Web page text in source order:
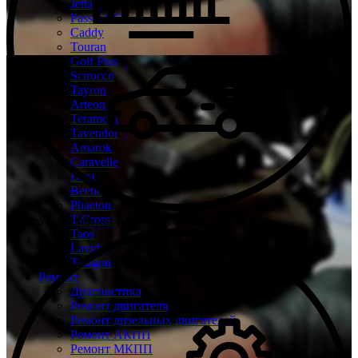
Jetta
Passat CC
Caddy
Touran
Golf Plus
Scirocco
Tayron
Arteon
Teramont
Tavendor
Amarok
Caravelle
Bora
Beetle
Phaeton
T-Cross
Taos
Lavida
Talagon
Ремонт
Диагностика
Ремонт двигателя
Ремонт дизельных двигателей
Ремонт АКПП
Ремонт МКПП
Бесплатная диагностика Volkswagen